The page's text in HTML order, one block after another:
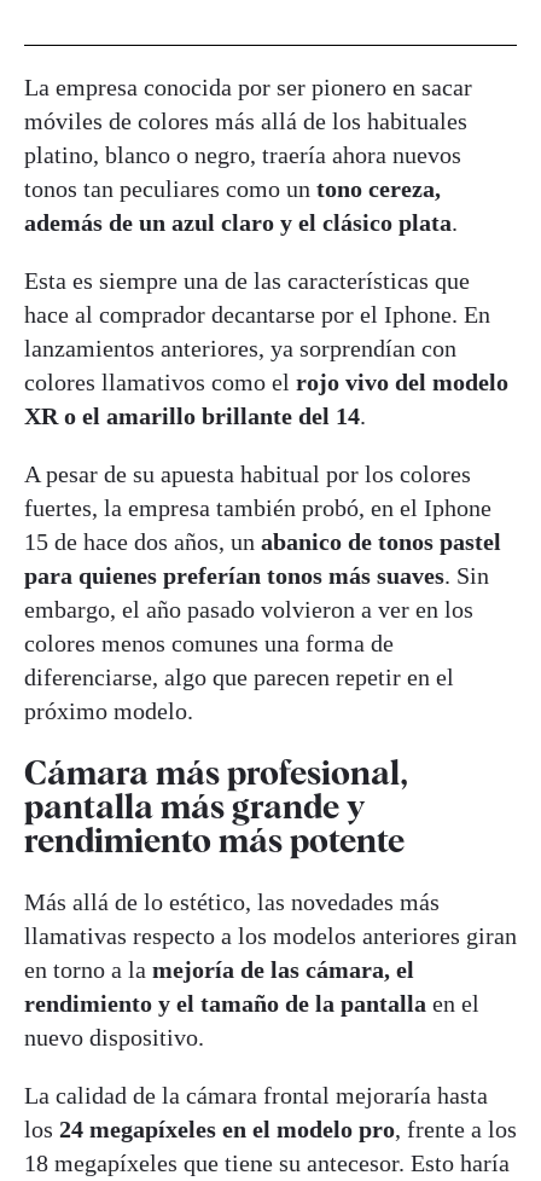
La empresa conocida por ser pionero en sacar
móviles de colores más allá de los habituales
platino, blanco o negro, traería ahora nuevos
tonos tan peculiares como un tono cereza,
además de un azul claro y el clásico plata.
Esta es siempre una de las características que
hace al comprador decantarse por el Iphone. En
lanzamientos anteriores, ya sorprendían con
colores llamativos como el rojo vivo del modelo
XR o el amarillo brillante del 14.
A pesar de su apuesta habitual por los colores
fuertes, la empresa también probó, en el Iphone
15 de hace dos años, un abanico de tonos pastel
para quienes preferían tonos más suaves. Sin
embargo, el año pasado volvieron a ver en los
colores menos comunes una forma de
diferenciarse, algo que parecen repetir en el
próximo modelo.
Cámara más profesional,
pantalla más grande y
rendimiento más potente
Más allá de lo estético, las novedades más
llamativas respecto a los modelos anteriores giran
en torno a la mejoría de las cámara, el
rendimiento y el tamaño de la pantalla en el
nuevo dispositivo.
La calidad de la cámara frontal mejoraría hasta
los 24 megapíxeles en el modelo pro, frente a los
18 megapíxeles que tiene su antecesor. Esto haría